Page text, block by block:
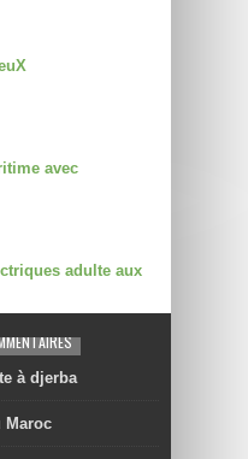
avec
adulte aux
à djerba
Maroc